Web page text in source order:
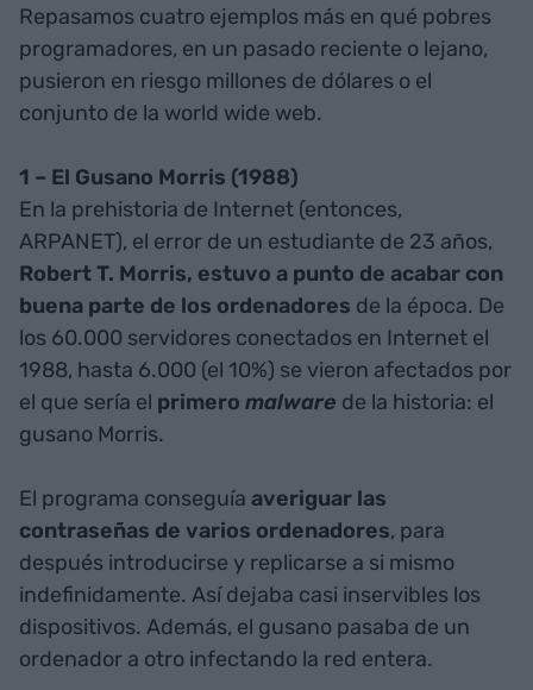
Repasamos cuatro ejemplos más en qué pobres
programadores, en un pasado reciente o lejano,
pusieron en riesgo millones de dólares o el
conjunto de la world wide web.
1 – El Gusano Morris (1988)
En la prehistoria de Internet (entonces,
ARPANET), el error de un estudiante de 23 años,
Robert T. Morris, estuvo a punto de acabar con
buena parte de los ordenadores de la época. De
los 60.000 servidores conectados en Internet el
1988, hasta 6.000 (el 10%) se vieron afectados por
el que sería el primero malware de la historia: el
gusano Morris.
El programa conseguía averiguar las
contraseñas de varios ordenadores, para
después introducirse y replicarse a si mismo
indefinidamente. Así dejaba casi inservibles los
dispositivos. Además, el gusano pasaba de un
ordenador a otro infectando la red entera.